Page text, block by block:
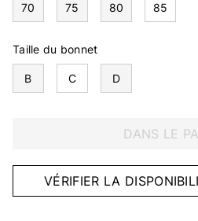
70 75 80 85
Taille du bonnet
B C D
DANS LE
VÉRIFIER LA